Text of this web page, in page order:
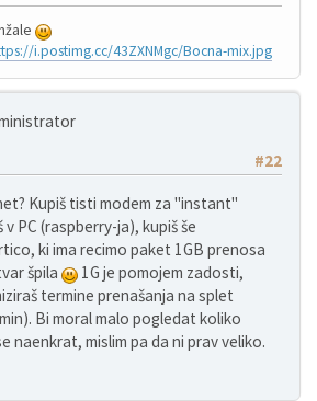
i.postimg.cc/43ZXNMgc/Bocna-mix.jpg
#22
Kupiš tisti modem za "instant"
PC (raspberry-ja), kupiš še
ki ima recimo paket 1GB prenosa
špila
1G je pomojem zadosti,
termine prenašanja na splet
Bi moral malo pogledat koliko
naenkrat, mislim pa da ni prav veliko.